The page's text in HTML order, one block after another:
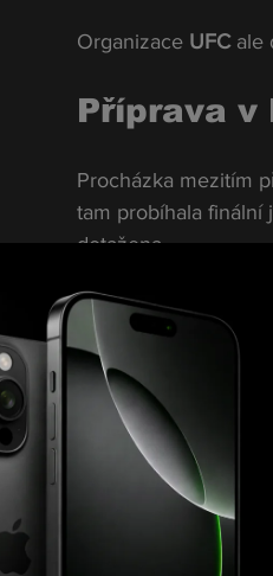
Organizace UFC ale
Příprava v
Procházka mezitím
tam probíhala finální
dotažena.
Zákulisní
domluvený duel na